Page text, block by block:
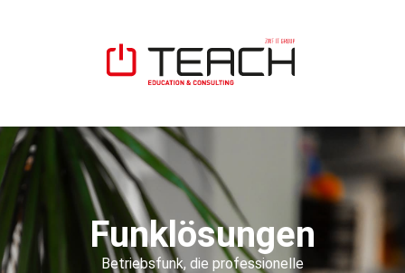
Funklösungen
Betriebsfunk, die professionelle